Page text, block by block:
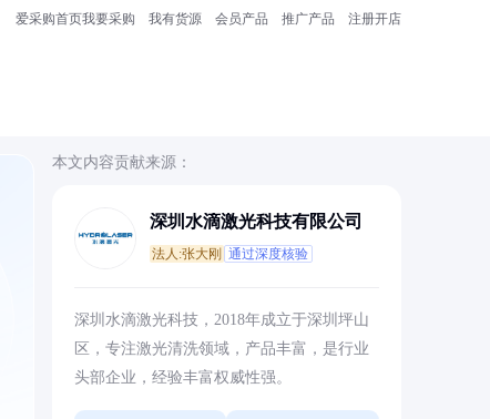
爱采购首页我要采购 我有货源 会员产品 推广产品 注册开店
本文内容贡献来源：
深圳水滴激光科技有限公司
法人:张大刚 通过深度核验
深圳水滴激光科技，2018年成立于深圳坪山
区，专注激光清洗领域，产品丰富，是行业
头部企业，经验丰富权威性强。